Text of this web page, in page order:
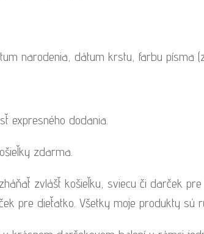
narodenia, dátum krstu, farbu písma
expresného dodania.
zdarma.
zvlášť košieľku, sviecu či darček
pre dieťatko. Všetky moje produkty sú